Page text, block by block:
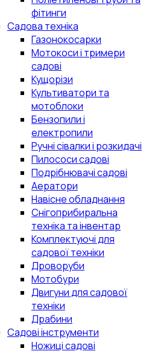
фітинги
Садова техніка
Газонокосарки
Мотокоси і тримери
садові
Кущорізи
Культиватори та
мотоблоки
Бензопили і
електропили
Ручні сівалки і розкидачі
Пилососи садові
Подрібнювачі садові
Аератори
Навісне обладнання
Снігоприбиральна
техніка та інвентар
Комплектуючі для
садової техніки
Дроворуби
Мотобури
Двигуни для садової
техніки
Драбини
Садові інструменти
Ножиці садові